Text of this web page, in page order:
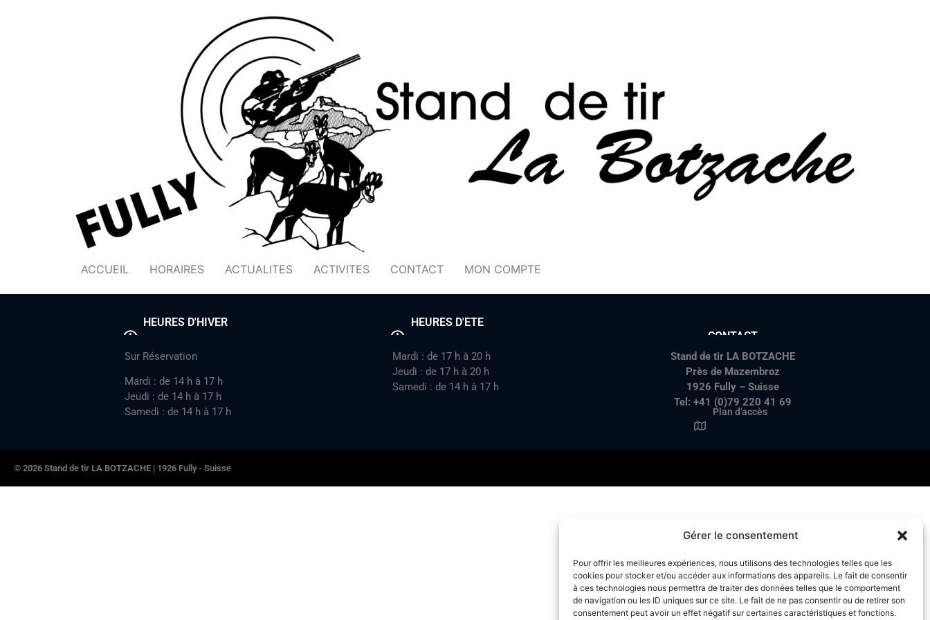
Gérer le consentement
Pour offrir les meilleures expériences, nous utilisons des technologies telles que les
cookies pour stocker et/ou accéder aux informations des appareils. Le fait de consentir
à ces technologies nous permettra de traiter des données telles que le comportement
de navigation ou les ID uniques sur ce site. Le fait de ne pas consentir ou de retirer son
consentement peut avoir un effet négatif sur certaines caractéristiques et fonctions.
ACCUEIL HORAIRES ACTUALITES ACTIVITES CONTACT MON COMPTE
HEURES D'HIVER
HEURES D'ETE
CONTACT
Sur Réservation
Mardi : de 14 h à 17 h
Jeudi : de 14 h à 17 h
Samedi : de 14 h à 17 h
Mardi : de 17 h à 20 h
Jeudi : de 17 h à 20 h
Samedi : de 14 h à 17 h
Stand de tir LA BOTZACHE
Près de Mazembroz
1926 Fully – Suisse
Tel: +41 (0)79 220 41 69
Plan d'accès
© 2026 Stand de tir LA BOTZACHE | 1926 Fully - Suisse